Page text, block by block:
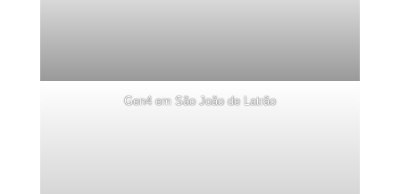
Gen4 em São João de Latrão